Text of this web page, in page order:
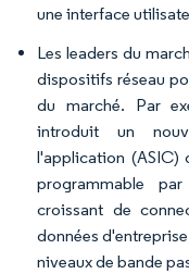
une interface
Les leaders du
dispositifs réseau
du marché. Par
introduit un
l'application (ASIC)
programmable
croissant de
données
niveaux de bande